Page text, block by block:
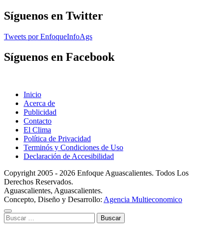
Síguenos en Twitter
Tweets por EnfoqueInfoAgs
Síguenos en Facebook
Inicio
Acerca de
Publicidad
Contacto
El Clima
Política de Privacidad
Terminós y Condiciones de Uso
Declaración de Accesibilidad
Copyright 2005 - 2026 Enfoque Aguascalientes. Todos Los
Derechos Reservados.
Aguascalientes, Aguascalientes.
Concepto, Diseño y Desarrollo: Agencia Multieconomico
Buscar: